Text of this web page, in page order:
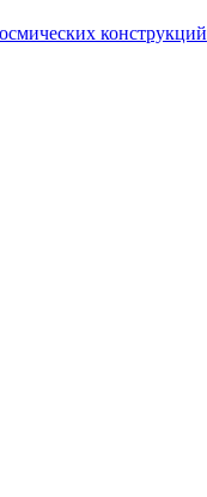
конструкций